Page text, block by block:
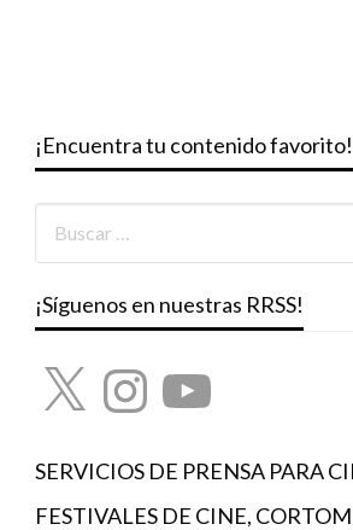
¡Encuentra tu contenido favorito!
¡Síguenos en nuestras RRSS!
X InstagramYouTube
SERVICIOS DE PRENSA PARA
FESTIVALES DE CINE,